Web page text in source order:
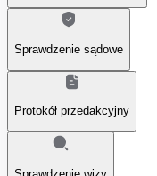
Sprawdzenie sądowe
Protokół przedakcyjny